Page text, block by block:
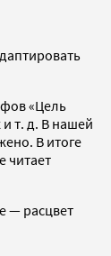
«Цель
т. д. В нашей
В итоге
читает
— расцвет